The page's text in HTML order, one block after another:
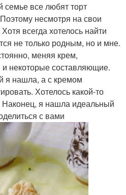
семье все любят торт
несмотря на свои
всегда хотелось найти
не только родным, но и мне.
меняя крем,
и некоторые составляющие.
я нашла, а с кремом
Хотелось какой-то
Наконец, я нашла идеальный
с вами